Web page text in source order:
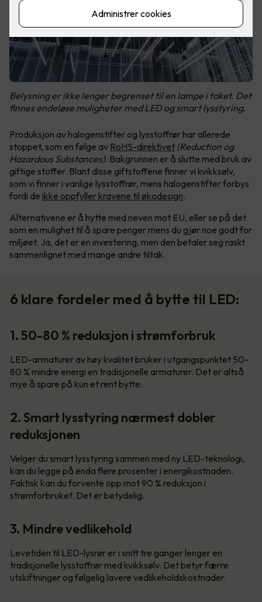
Belysning er ikke lenger begrenset til en lampe i taket. Det
finnes endeløse muligheter med LED og smart lysstyring.
Produksjon av halogenstifter og lysstoffrør har allerede
stoppet, som en følge av RoHS-direktivet (Reduction og
Hazardous Substances). Bakgrunnen er å slutte med bruk av
giftige stoffer. Blant disse giftstoffene finner vi kvikksølv,
som vi finner i vanlige lysstoffrør, mens halogenstifter forbys
fordi de ikke oppfyller kravene til økodesign.
Alternativene er å hytte med neven mot EU, eller se på det
som en mulighet til å spare penger mens du gjør noe godt for
miljøet. Ja, det er en investering, men den betaler seg raskt
sammenlignet med mange andre tiltak.
6 klare fordeler med å bytte til LED:
1. 50-80 % reduksjon i strømforbruk
LED-armaturer av høy kvalitet bruker i utgangspunktet 50-
80 % mindre energi en tradisjonelle armaturer. Det er altså
mye å spare på kun et rent bytte.
2. Smart lysstyring nærmest dobler
reduksjonen
Velger du smart lysstyring sammen med ny LED-teknologi,
kan du legge på enda flere prosenter i energikostnaden.
Faktisk kan du forvente opp mot 90 % reduksjon i
strømforbruket. Det er betydelig.
3. Mindre vedlikehold
Levetiden til LED-lysrør er i snitt tre ganger lenger en
tradisjonelle lysstoffrør med kvikksølv. Det betyr færre
utskiftninger og følgelig lavere vedlikeholdskostnader.